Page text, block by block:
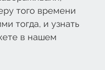
того времени
тогда, и узнать
в нашем